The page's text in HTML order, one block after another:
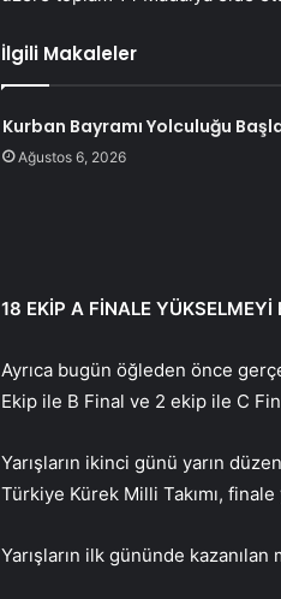
İlgili Makaleler
Kurban Bayramı Yolculuğu
Ağustos 6, 2026
18 EKİP A FİNALE YÜKSELMEYİ
Ayrıca bugün öğleden önce
Ekip ile B Final ve 2 ekip ile C
Yarışların ikinci günü yarın
Türkiye Kürek Milli Takımı,
Yarışların ilk gününde